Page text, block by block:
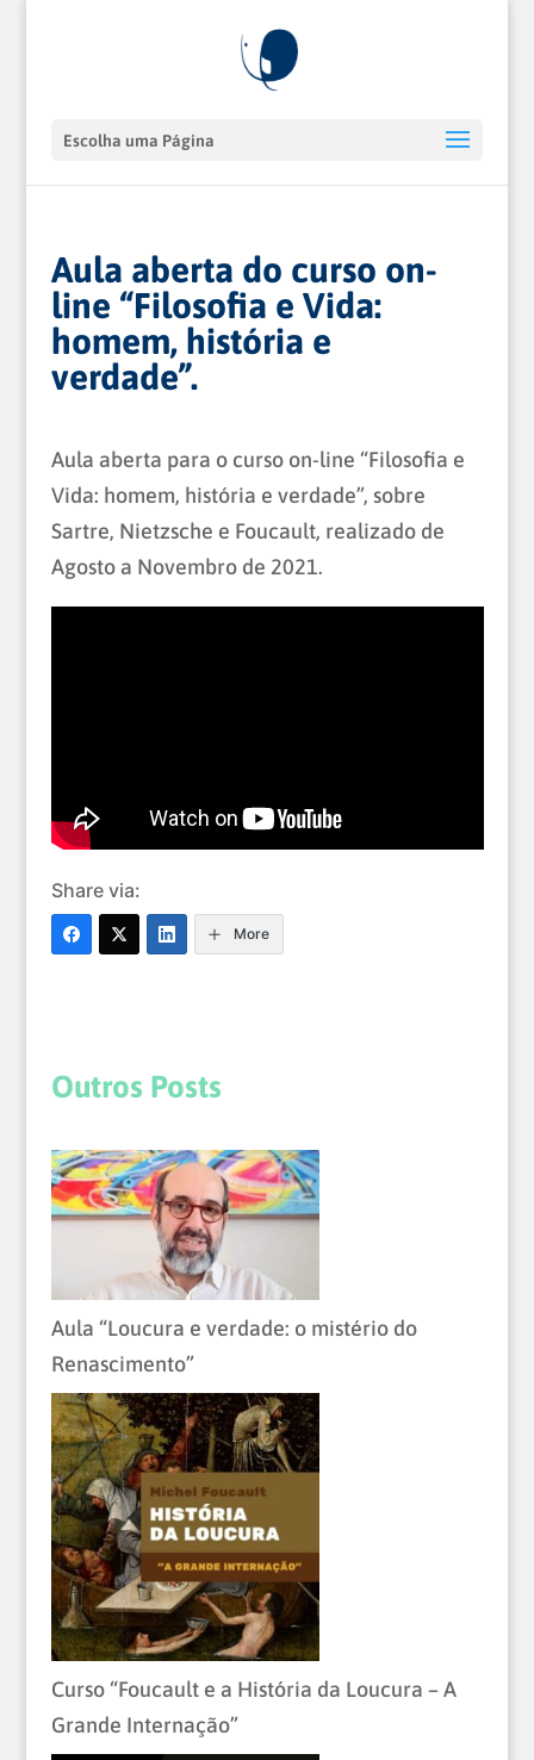
Escolha uma Página
Aula aberta do curso on-
line “Filosofia e Vida:
homem, história e
verdade”.
Aula aberta para o curso on-line “Filosofia e
Vida: homem, história e verdade”, sobre
Sartre, Nietzsche e Foucault, realizado de
Agosto a Novembro de 2021.
Share via:
More
Outros Posts
Aula “Loucura e verdade: o mistério do
Renascimento”
Curso “Foucault e a História da Loucura – A
Grande Internação”